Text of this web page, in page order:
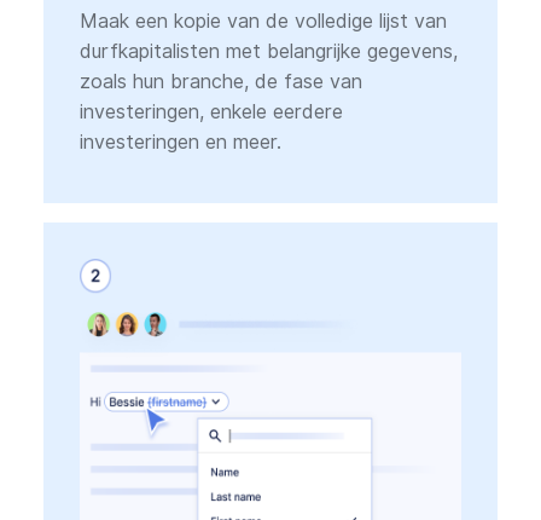
Maak een kopie van de volledige lijst van
durfkapitalisten met belangrijke gegevens,
zoals hun branche, de fase van
investeringen, enkele eerdere
investeringen en meer.